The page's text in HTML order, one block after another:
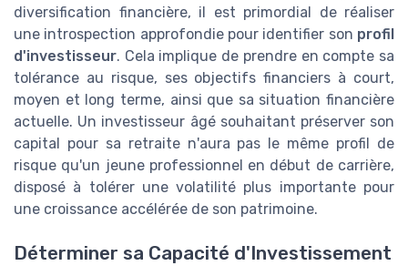
diversification financière, il est primordial de réaliser
une introspection approfondie pour identifier son profil
d'investisseur. Cela implique de prendre en compte sa
tolérance au risque, ses objectifs financiers à court,
moyen et long terme, ainsi que sa situation financière
actuelle. Un investisseur âgé souhaitant préserver son
capital pour sa retraite n'aura pas le même profil de
risque qu'un jeune professionnel en début de carrière,
disposé à tolérer une volatilité plus importante pour
une croissance accélérée de son patrimoine.
Déterminer sa Capacité d'Investissement